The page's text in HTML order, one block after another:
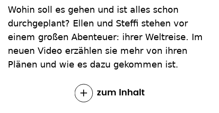
Wohin soll es gehen und ist alles schon
durchgeplant? Ellen und Steffi stehen vor
einem großen Abenteuer: ihrer Weltreise. Im
neuen Video erzählen sie mehr von ihren
Plänen und wie es dazu gekommen ist.
zum Inhalt